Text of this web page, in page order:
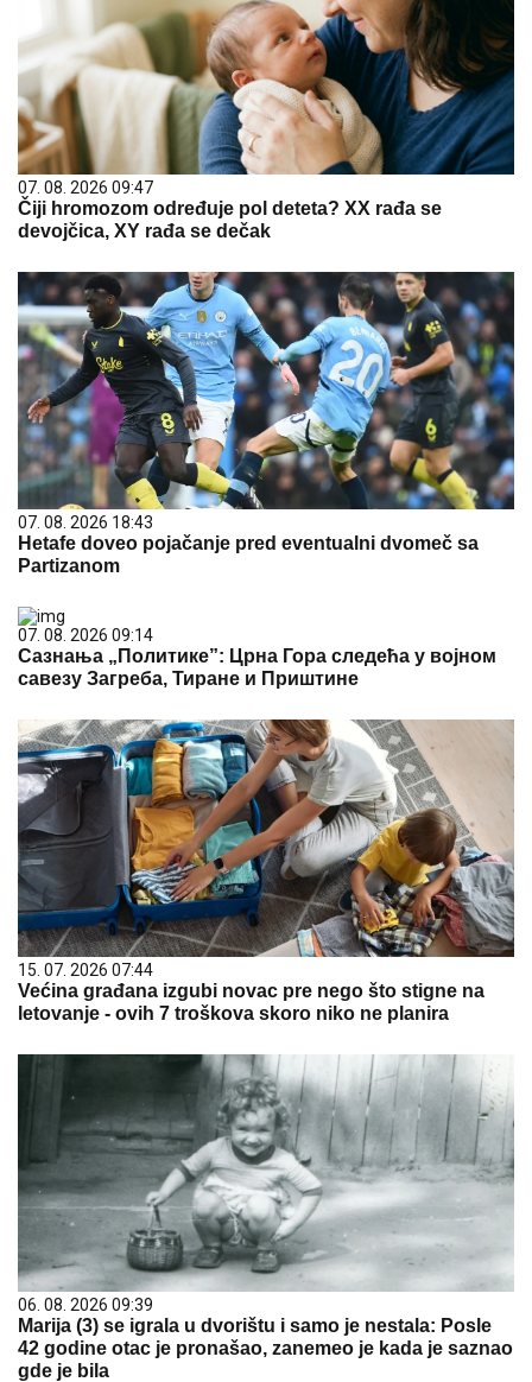
07. 08. 2026 09:47
Čiji hromozom određuje pol deteta? XX rađa se
devojčica, XY rađa se dečak
07. 08. 2026 18:43
Hetafe doveo pojačanje pred eventualni dvomeč sa
Partizanom
07. 08. 2026 09:14
Сазнања „Политике”: Црна Гора следећа у војном
савезу Загреба, Тиране и Приштине
15. 07. 2026 07:44
Većina građana izgubi novac pre nego što stigne na
letovanje - ovih 7 troškova skoro niko ne planira
06. 08. 2026 09:39
Marija (3) se igrala u dvorištu i samo je nestala: Posle
42 godine otac je pronašao, zanemeo je kada je saznao
gde je bila